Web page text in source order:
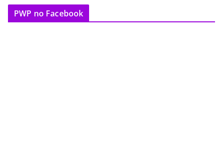
PWP no Facebook